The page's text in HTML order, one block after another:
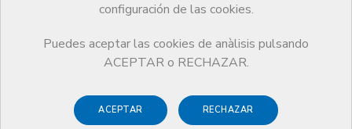
configuración de las cookies.
Puedes aceptar las cookies de anàlisis pulsando
ACEPTAR o RECHAZAR.
ACEPTAR RECHAZAR